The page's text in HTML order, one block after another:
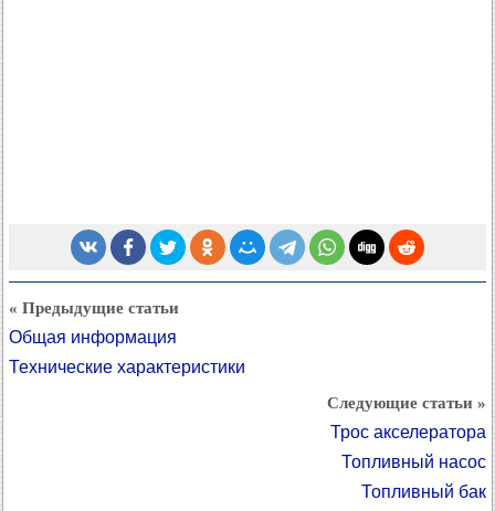
« Предыдущие статьи
Общая информация
Технические характеристики
Следующие статьи »
Трос акселератора
Топливный насос
Топливный бак